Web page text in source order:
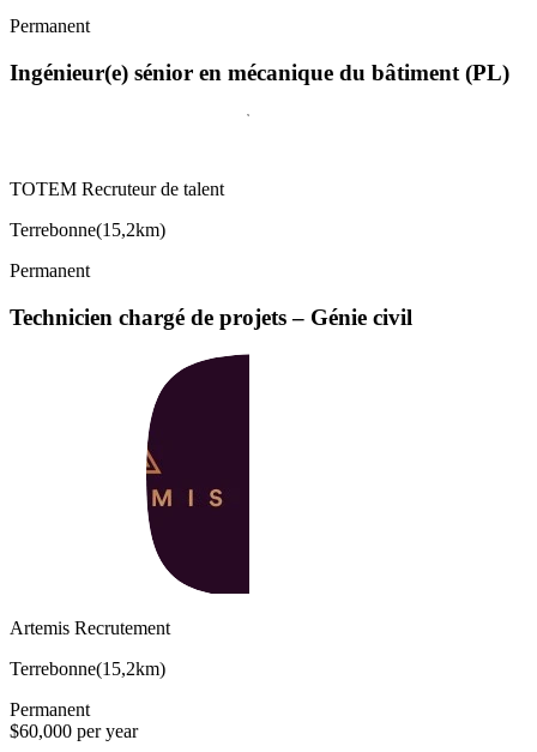
Permanent
Ingénieur(e) sénior en mécanique du bâtiment (PL)
TOTEM Recruteur de talent
Terrebonne(15,2km)
Permanent
Technicien chargé de projets – Génie civil
Artemis Recrutement
Terrebonne(15,2km)
Permanent
$60,000 per year